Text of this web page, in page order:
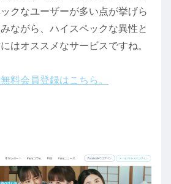
クなユーザーが多い点が挙げら
ながら、ハイスペックな異性と
はオススメなサービスですね。
料会員登録はこちら。